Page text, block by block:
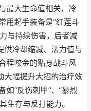
最大生命值相关，冷
用起手装备是“红莲斗
与持续伤害，后者减
供冷却缩减、法力值与
程咬金的贴身战斗风
大幅提升大招的治疗效
如“反伤刺甲”、“暴烈
生存与反打能力。